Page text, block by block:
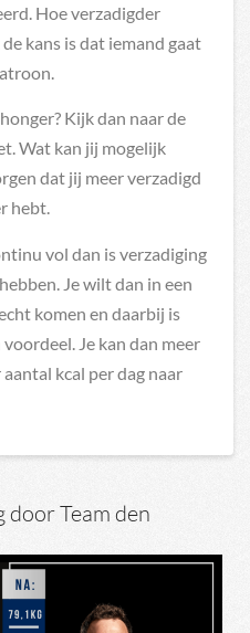
Hoe verzadigder
kans is dat iemand gaat
Kijk dan naar de
Wat kan jij mogelijk
dat jij meer verzadigd
hebt.
vol dan is verzadiging
Je wilt dan in een
komen en daarbij is
Je kan dan meer
kcal per dag naar
door Team den